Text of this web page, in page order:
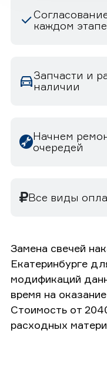
каждом этапе
Запчасти и
наличии
Начнем
очередей
Все виды
Замена свечей
Екатеринбурге
модификаций
время на
Стоимость от
расходных